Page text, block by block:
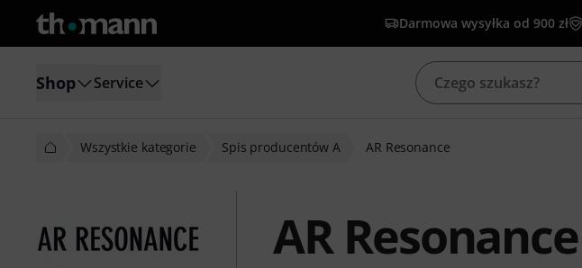
Darmowa wysyłka od 900 zł
Shop Service
Wszystkie kategorie Spis producentów A AR Resonance
AR Resonance